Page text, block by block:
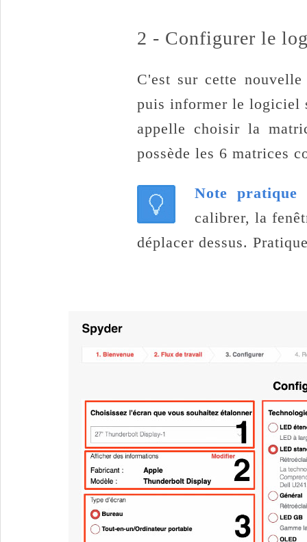
2 - Configurer le
C'est sur cette
puis informer le
appelle choisir la
possède les 6 matrices
Note
calibrer, la
déplacer dessus.